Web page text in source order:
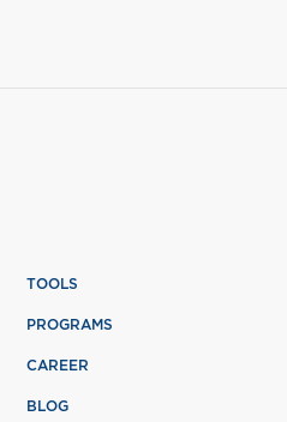
TOOLS
PROGRAMS
CAREER
BLOG